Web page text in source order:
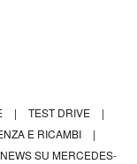
| TEST DRIVE
|
E RICAMBI
|
NEWS SU MERCEDES-